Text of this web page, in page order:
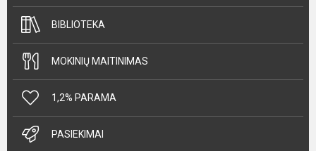
BIBLIOTEKA
MOKINIŲ MAITINIMAS
1,2% PARAMA
PASIEKIMAI